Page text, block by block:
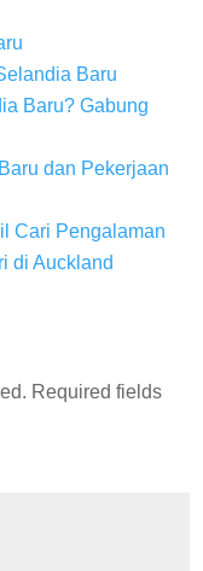
Baru
Baru? Gabung
dan Pekerjaan
Cari Pengalaman
di Auckland
Required fields